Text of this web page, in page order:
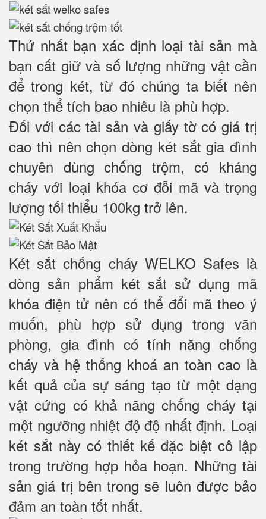
Thứ nhất bạn xác định loại tài sản mà
bạn cất giữ và số lượng những vật cần
để trong két, từ đó chúng ta biết nên
chọn thể tích bao nhiêu là phù hợp.
Đối với các tài sản và giấy tờ có giá trị
cao thì nên chọn dòng két sắt gia đình
chuyên dùng chống trộm, có kháng
cháy với loại khóa cơ đỗi mã và trọng
lượng tối thiểu 100kg trở lên.
Két sắt chống cháy WELKO Safes là
dòng sản phẩm két sắt sử dụng mã
khóa điện tử nên có thể đổi mã theo ý
muốn, phù hợp sử dụng trong văn
phòng, gia đình có tính năng chống
cháy và hệ thống khoá an toàn cao là
kết quả của sự sáng tạo từ một dạng
vật cứng có khả năng chống cháy tại
một ngưỡng nhiệt độ độ nhất định. Loại
két sắt này có thiết kế đặc biệt cô lập
trong trường hợp hỏa hoạn. Những tài
sản giá trị bên trong sẽ luôn được bảo
đảm an toàn tốt nhất.